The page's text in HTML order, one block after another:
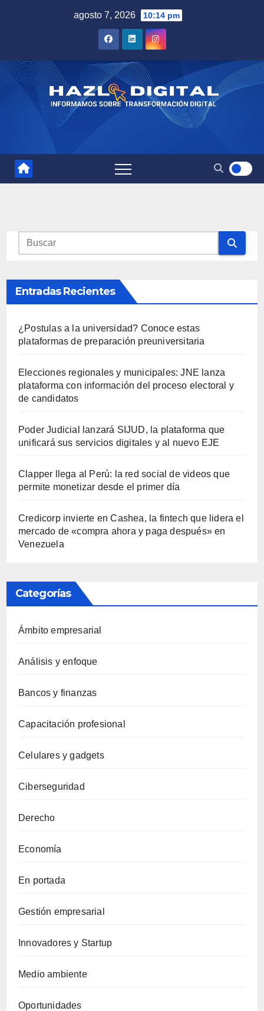
agosto 7, 2026 10:14 pm
Entradas Recientes
¿Postulas a la universidad? Conoce estas
plataformas de preparación preuniversitaria
Elecciones regionales y municipales: JNE lanza
plataforma con información del proceso electoral y
de candidatos
Poder Judicial lanzará SIJUD, la plataforma que
unificará sus servicios digitales y al nuevo EJE
Clapper llega al Perú: la red social de videos que
permite monetizar desde el primer día
Credicorp invierte en Cashea, la fintech que lidera el
mercado de «compra ahora y paga después» en
Venezuela
Categorías
Ámbito empresarial
Análisis y enfoque
Bancos y finanzas
Capacitación profesional
Celulares y gadgets
Ciberseguridad
Derecho
Economía
En portada
Gestión empresarial
Innovadores y Startup
Medio ambiente
Oportunidades